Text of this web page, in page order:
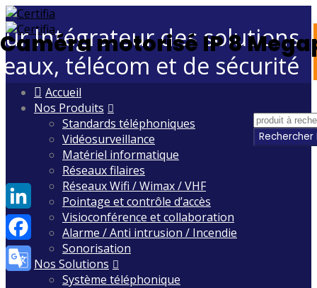
Intégrateur des solutions
télécom et de sécurité
Skip
Accueil
Nos Produits
Standards téléphoniques
Vidéosurveillance
Matériel informatique
Réseaux filaires
Réseaux Wifi / Wimax / VHF
Pointage et contrôle d’accès
Visioconférence et collaboration
Alarme / Anti intrusion / Incendie
Sonorisation
Nos Solutions
Système téléphonique
Caméra motorisé IP 8
LinkedIn
Facebook